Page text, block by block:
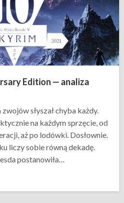
Edition — analiza
słyszał chyba każdy.
na każdym sprzęcie, od
aż po lodówki. Dosłownie.
liczy sobie równą dekadę.
postanowiła…